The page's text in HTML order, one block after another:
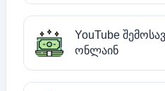
YouTube
ონლაინ